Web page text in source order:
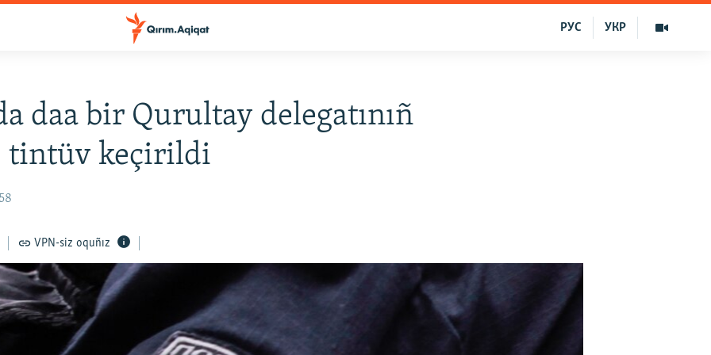
УКР
РУС
daa bir Qurultay delegatınıñ
tintüv keçirildi
VPN-siz oquñız